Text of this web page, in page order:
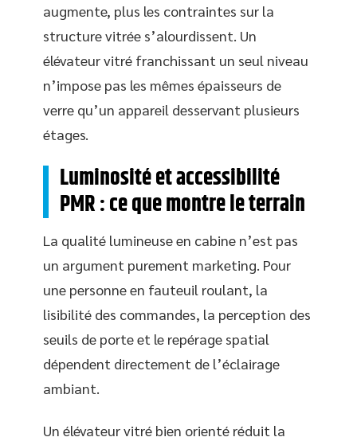
augmente, plus les contraintes sur la
structure vitrée s’alourdissent. Un
élévateur vitré franchissant un seul niveau
n’impose pas les mêmes épaisseurs de
verre qu’un appareil desservant plusieurs
étages.
Luminosité et accessibilité
PMR : ce que montre le terrain
La qualité lumineuse en cabine n’est pas
un argument purement marketing. Pour
une personne en fauteuil roulant, la
lisibilité des commandes, la perception des
seuils de porte et le repérage spatial
dépendent directement de l’éclairage
ambiant.
Un élévateur vitré bien orienté réduit la